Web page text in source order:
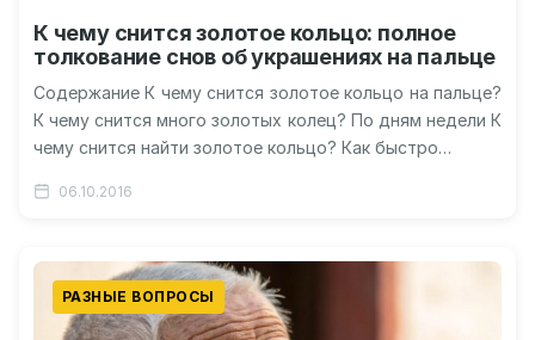
К чему снится золотое кольцо: полное
толкование снов об украшениях на пальце
Содержание К чему снится золотое кольцо на пальце?
К чему снится много золотых колец? По дням недели К
чему снится найти золотое кольцо? Как быстро…
06.10.2016
РАЗНЫЕ ВОПРОСЫ